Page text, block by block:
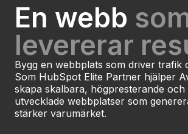
En webb
levererar
Bygg en webbplats som driver trafik
Som HubSpot Elite Partner hjälper
skapa skalbara, högpresterande
utvecklade webbplatser som
stärker varumärket.